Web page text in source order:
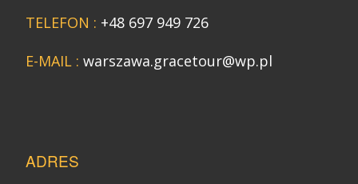
TELEFON : +48 697 949 726
E-MAIL : warszawa.gracetour@wp.pl
ADRES